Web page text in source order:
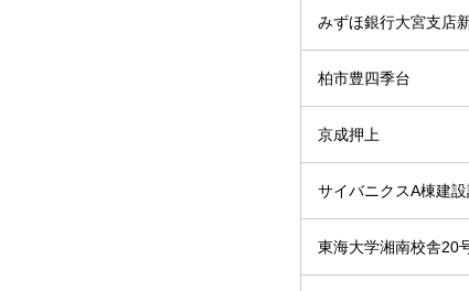
みずほ銀行大宮支店
柏市豊四季台
京成押上
サイバニクスA棟建
東海大学湘南校舎20